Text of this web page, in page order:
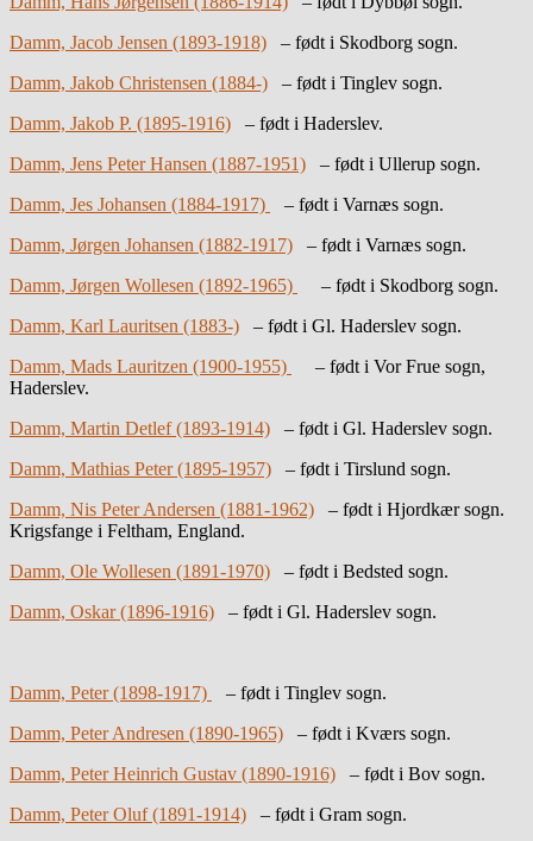
Damm, Jacob Jensen (1893-1918) – født i Skodborg sogn.
Damm, Jakob Christensen (1884-) – født i Tinglev sogn.
Damm, Jakob P. (1895-1916) – født i Haderslev.
Damm, Jens Peter Hansen (1887-1951) – født i Ullerup sogn.
Damm, Jes Johansen (1884-1917)
– født i Varnæs sogn.
Damm, Jørgen Johansen (1882-1917) – født i Varnæs sogn.
Damm, Jørgen Wollesen (1892-1965)
– født i Skodborg sogn.
Damm, Karl Lauritsen (1883-) – født i Gl. Haderslev sogn.
Damm, Mads Lauritzen (1900-1955)
– født i Vor Frue sogn,
Haderslev.
Damm, Martin Detlef (1893-1914) – født i Gl. Haderslev sogn.
Damm, Mathias Peter (1895-1957) – født i Tirslund sogn.
Damm, Nis Peter Andersen (1881-1962) – født i Hjordkær sogn.
Krigsfange i Feltham, England.
Damm, Ole Wollesen (1891-1970) – født i Bedsted sogn.
Damm, Oskar (1896-1916) – født i Gl. Haderslev sogn.
Damm, Peter (1898-1917)
– født i Tinglev sogn.
Damm, Peter Andresen (1890-1965) – født i Kværs sogn.
Damm, Peter Heinrich Gustav (1890-1916) – født i Bov sogn.
Damm, Peter Oluf (1891-1914) – født i Gram sogn.